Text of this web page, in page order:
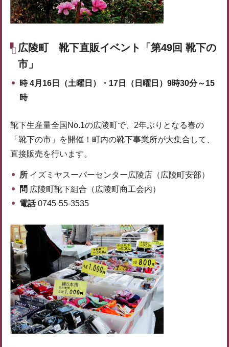
広陵町 靴下直販イベント「第49回 靴下の
市」
時 4月16日（土曜日）・17日（日曜日）9時30分～15
時
靴下生産量全国No.1の広陵町で、2年ぶりとなる春の
「靴下の市」を開催！町内の靴下事業所が大集合して、
直接販売を行います。
所 イズミヤスーパーセンター広陵店（広陵町安部）
問 広陵町靴下組合（広陵町商工会内）
電話0745-55-3535